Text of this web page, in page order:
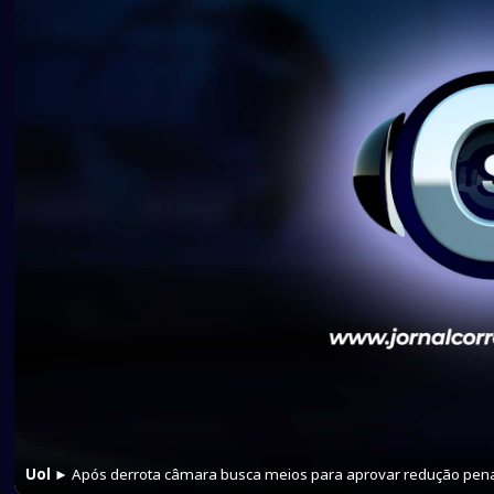
Uol ► Após derrota câmara busca meios para aprovar redução